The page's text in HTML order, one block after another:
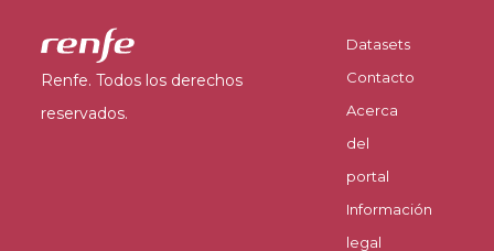
Renfe. Todos los derechos
reservados.
Datasets
Contacto
Acerca
del
portal
Información
legal